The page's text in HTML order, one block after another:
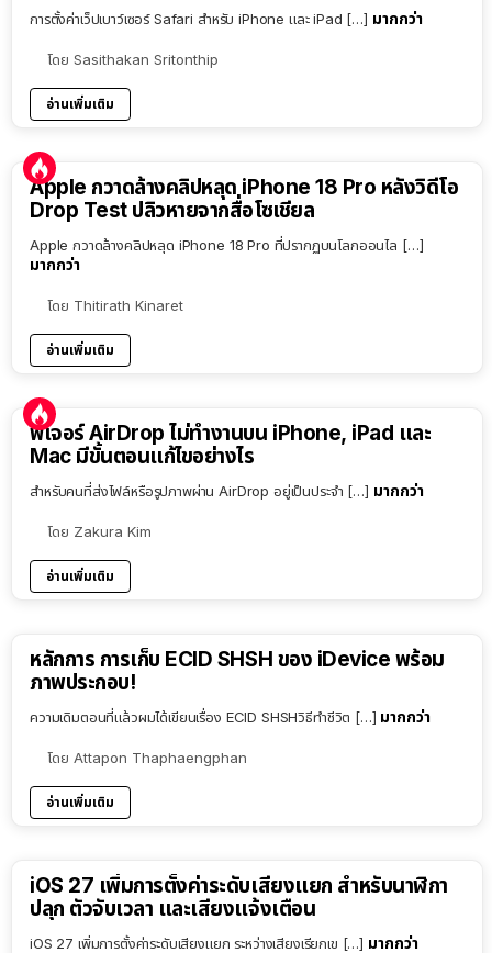
การตั้งค่าเว็ปเบาว์เซอร์ Safari สำหรับ iPhone และ iPad […] มากกว่า
โดย Sasithakan Sritonthip
อ่านเพิ่มเติม
Apple กวาดล้างคลิปหลุด iPhone 18 Pro หลังวิดีโอ
Drop Test ปลิวหายจากสื่อโซเชียล
Apple กวาดล้างคลิปหลุด iPhone 18 Pro ที่ปรากฏบนโลกออนไล […]
มากกว่า
โดย Thitirath Kinaret
อ่านเพิ่มเติม
ฟีเจอร์ AirDrop ไม่ทำงานบน iPhone, iPad และ
Mac มีขั้นตอนแก้ไขอย่างไร
สำหรับคนที่ส่งไฟล์หรือรูปภาพผ่าน AirDrop อยู่เป็นประจำ […] มากกว่า
โดย Zakura Kim
อ่านเพิ่มเติม
หลักการ การเก็บ ECID SHSH ของ iDevice พร้อม
ภาพประกอบ!
ความเดิมตอนที่แล้วผมได้เขียนเรื่อง ECID SHSHวิธีทำชีวิต […] มากกว่า
โดย Attapon Thaphaengphan
อ่านเพิ่มเติม
iOS 27 เพิ่มการตั้งค่าระดับเสียงแยก สำหรับนาฬิกา
ปลุก ตัวจับเวลา และเสียงแจ้งเตือน
iOS 27 เพิ่มการตั้งค่าระดับเสียงแยก ระหว่างเสียงเรียกเข […] มากกว่า